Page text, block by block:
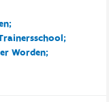
Worden;